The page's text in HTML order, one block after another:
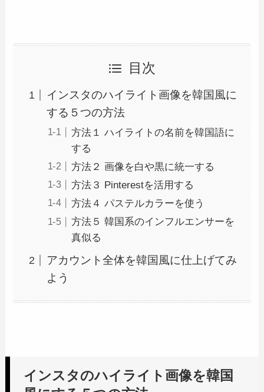
目次
インスタのハイライト画像を韓国風に
する５つの方法
方法１ ハイライトの名前を韓国語に
する
方法２ 画像を白や黒に統一する
方法３ Pinterestを活用する
方法４ パステルカラーを使う
方法５ 韓国系のインフルエンサーを
真似る
アカウント全体を韓国風に仕上げてみ
よう
インスタのハイライト画像を韓国